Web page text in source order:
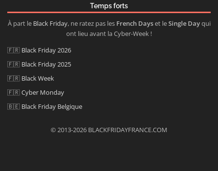
Temps forts
À part le Black Friday, ne ratez pas les French Dayset leSingle Dayqui
ont lieu avant la Cyber-Week !
🇫🇷 Black Friday 2026
🇫🇷 Black Friday 2025
🇫🇷 Black Week
🇫🇷Cyber Monday
🇧🇪 Black Friday Belgique
© 2013-2026 BLACKFRIDAYFRANCE.COM